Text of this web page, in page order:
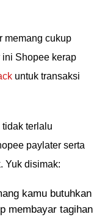
memang cukup
Shopee kerap
untuk transaksi
terlalu
paylater serta
Yuk disimak:
kamu butuhkan
membayar tagihan